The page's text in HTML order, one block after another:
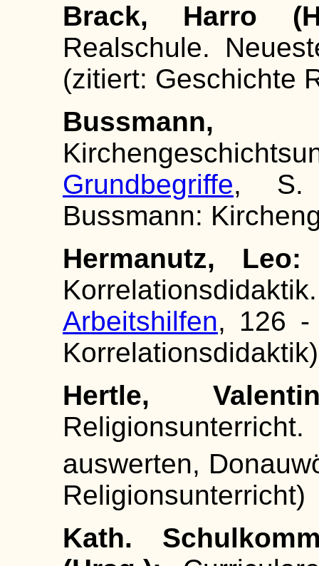
Brack, Harro
Realschule.
(zitiert: Geschichte
Grundbegriffe, S.
Bussmann:
Hermanutz,
Arbeitshilfen, 126 -
Hertle,
auswerten,
Religionsunterricht)
Kath.